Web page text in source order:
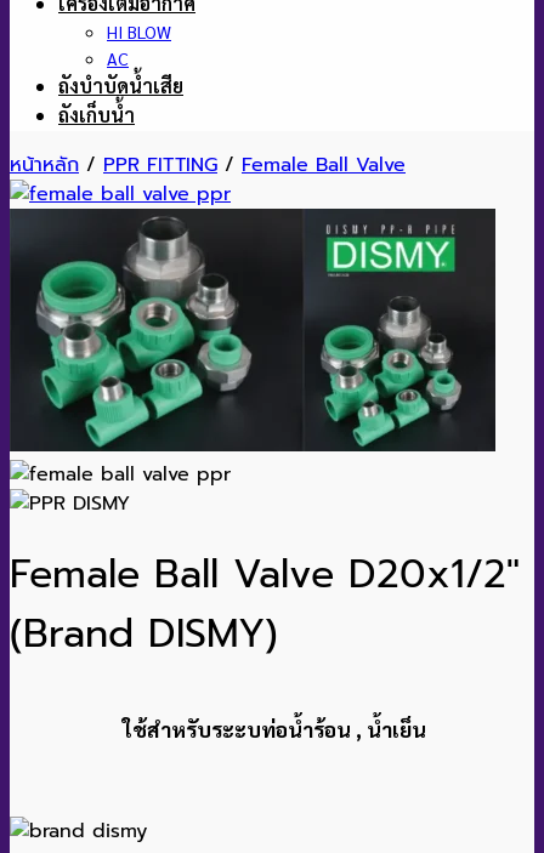
HI BLOW
AC
ถังบำบัดน้ำเสีย
ถังเก็บน้ำ
หน้าหลัก / PPR FITTING / Female Ball Valve
Female Ball Valve D20x1/2″
(Brand DISMY)
ใช้สำหรับระะบท่อน้ำร้อน , น้ำเย็น